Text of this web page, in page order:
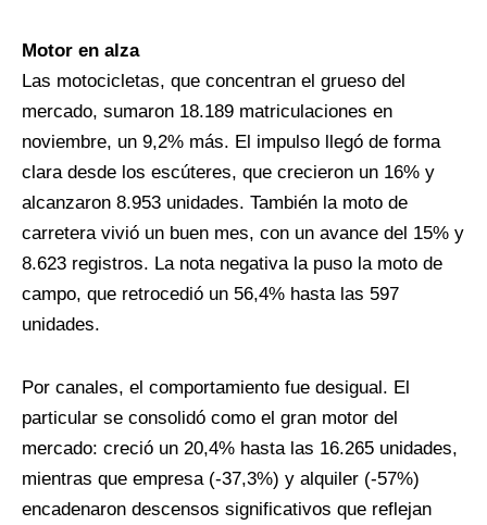
Motor en alza
Las motocicletas, que concentran el grueso del
mercado, sumaron 18.189 matriculaciones en
noviembre, un 9,2% más. El impulso llegó de forma
clara desde los escúteres, que crecieron un 16% y
alcanzaron 8.953 unidades. También la moto de
carretera vivió un buen mes, con un avance del 15% y
8.623 registros. La nota negativa la puso la moto de
campo, que retrocedió un 56,4% hasta las 597
unidades.
Por canales, el comportamiento fue desigual. El
particular se consolidó como el gran motor del
mercado: creció un 20,4% hasta las 16.265 unidades,
mientras que empresa (-37,3%) y alquiler (-57%)
encadenaron descensos significativos que reflejan